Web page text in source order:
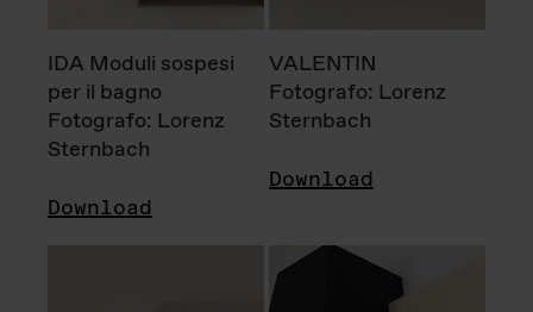
IDA Moduli sospesi
per il bagno
Fotografo: Lorenz
Sternbach
Download
VALENTIN
Fotografo: Lorenz
Sternbach
Download